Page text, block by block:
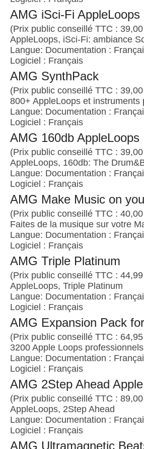
AMG iSci-Fi AppleLoops
(Prix public conseillé TTC :
AppleLoops, iSci-Fi: ambiance
Langue: Documentation :
Logiciel : Français
AMG SynthPack
(Prix public conseillé TTC :
800+ AppleLoops et
Langue: Documentation :
Logiciel : Français
AMG 160db AppleLoops
(Prix public conseillé TTC :
AppleLoops, 160db: The
Langue: Documentation :
Logiciel : Français
AMG Make Music on
(Prix public conseillé TTC :
Faites de la musique sur votre
Langue: Documentation :
Logiciel : Français
AMG Triple Platinum
(Prix public conseillé TTC :
AppleLoops, Triple Platinum
Langue: Documentation :
Logiciel : Français
AMG Expansion Pack
(Prix public conseillé TTC :
3200 Apple Loops
Langue: Documentation :
Logiciel : Français
AMG 2Step Ahead
(Prix public conseillé TTC :
AppleLoops, 2Step Ahead
Langue: Documentation :
Logiciel : Français
AMG Ultramagnetic